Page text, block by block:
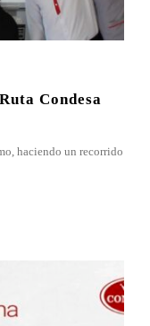
Condesa
haciendo un recorrido